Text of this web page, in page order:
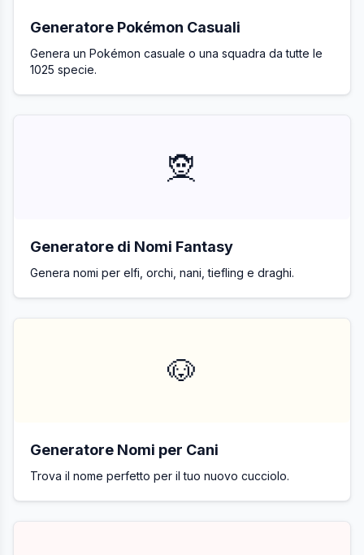
Generatore Pokémon Casuali
Genera un Pokémon casuale o una squadra da tutte le
1025 specie.
🧝
Generatore di Nomi Fantasy
Genera nomi per elfi, orchi, nani, tiefling e draghi.
🐶
Generatore Nomi per Cani
Trova il nome perfetto per il tuo nuovo cucciolo.